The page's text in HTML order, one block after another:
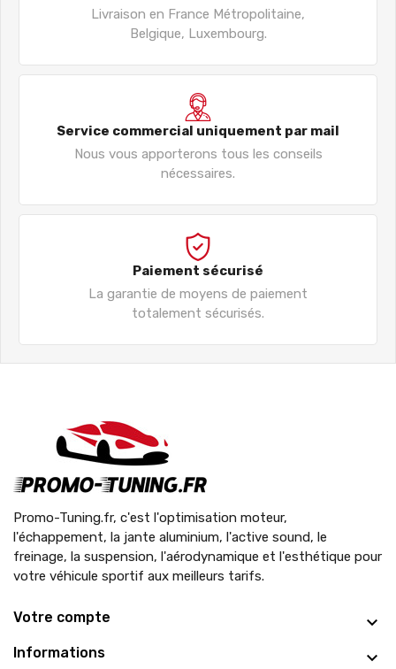
Livraison en France Métropolitaine,
Belgique, Luxembourg.
Service commercial uniquement par mail
Nous vous apporterons tous les conseils
nécessaires.
Paiement sécurisé
La garantie de moyens de paiement
totalement sécurisés.
Promo-Tuning.fr, c'est l'optimisation moteur,
l'échappement, la jante aluminium, l'active sound, le
freinage, la suspension, l'aérodynamique et l'esthétique pour
votre véhicule sportif aux meilleurs tarifs.
Votre compte
Informations